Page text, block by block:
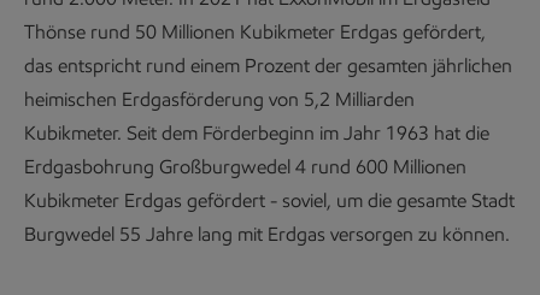
Thönse rund 50 Millionen Kubikmeter Erdgas gefördert,
das entspricht rund einem Prozent der gesamten jährlichen
heimischen Erdgasförderung von 5,2 Milliarden
Kubikmeter. Seit dem Förderbeginn im Jahr 1963 hat die
Erdgasbohrung Großburgwedel 4 rund 600 Millionen
Kubikmeter Erdgas gefördert - soviel, um die gesamte Stadt
Burgwedel 55 Jahre lang mit Erdgas versorgen zu können.